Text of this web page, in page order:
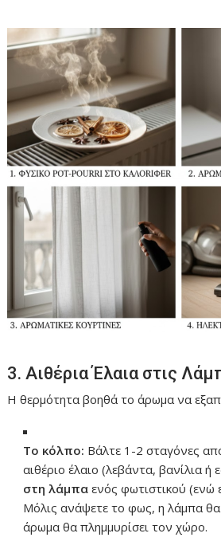
3. Αιθέρια Έλαια στις
Η θερμότητα βοηθά το άρωμα να
Το κόλπο: Βάλτε 1-2 σταγόνες
αιθέριο έλαιο (λεβάντα, βανίλια ή
στη λάμπα ενός φωτιστικού (ενώ
Μόλις ανάψετε το φως, η λάμπα θα
άρωμα θα πλημμυρίσει τον χώρο.